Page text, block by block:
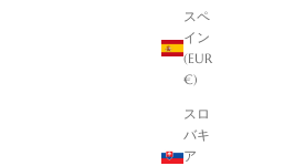
スペ
イン
(EUR
€)
スロ
バキ
ア